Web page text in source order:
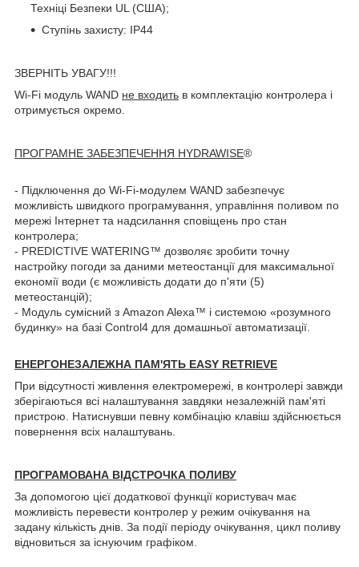
Техніці Безпеки UL (США);
Ступінь захисту: IP44
ЗВЕРНІТЬ УВАГУ!!!
Wi-Fi модуль WAND не входить в комплектацію контролера і
отримується окремо.
ПРОГРАМНЕ ЗАБЕЗПЕЧЕННЯ HYDRAWISE®
- Підключення до Wi-Fi-модулем WAND забезпечує
можливість швидкого програмування, управління поливом по
мережі Інтернет та надсилання сповіщень про стан
контролера;
- PREDICTIVE WATERING™ дозволяє зробити точну
настройку погоди за даними метеостанції для максимальної
економії води (є можливість додати до п'яти (5)
метеостанцій);
- Модуль сумісний з Amazon Alexa™ і системою «розумного
будинку» на базі Control4 для домашньої автоматизації.
ЕНЕРГОНЕЗАЛЕЖНА ПАМ'ЯТЬ EASY RETRIEVE
При відсутності живлення електромережі, в контролері завжди
зберігаються всі налаштування завдяки незалежній пам'яті
пристрою. Натиснувши певну комбінацію клавіш здійснюється
повернення всіх налаштувань.
ПРОГРАМОВАНА ВІДСТРОЧКА ПОЛИВУ
За допомогою цієї додаткової функції користувач має
можливість перевести контролер у режим очікування на
задану кількість днів. За події періоду очікування, цикл поливу
відновиться за існуючим графіком.